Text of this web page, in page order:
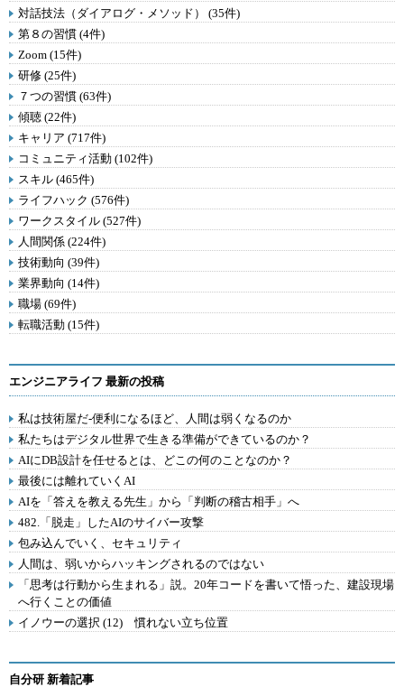
対話技法（ダイアログ・メソッド） (35件)
第８の習慣 (4件)
Zoom (15件)
研修 (25件)
７つの習慣 (63件)
傾聴 (22件)
キャリア (717件)
コミュニティ活動 (102件)
スキル (465件)
ライフハック (576件)
ワークスタイル (527件)
人間関係 (224件)
技術動向 (39件)
業界動向 (14件)
職場 (69件)
転職活動 (15件)
エンジニアライフ 最新の投稿
私は技術屋だ-便利になるほど、人間は弱くなるのか
私たちはデジタル世界で生きる準備ができているのか？
AIにDB設計を任せるとは、どこの何のことなのか？
最後には離れていくAI
AIを「答えを教える先生」から「判断の稽古相手」へ
482.「脱走」したAIのサイバー攻撃
包み込んでいく、セキュリティ
人間は、弱いからハッキングされるのではない
「思考は行動から生まれる」説。20年コードを書いて悟った、建設現場
へ行くことの価値
イノウーの選択 (12) 慣れない立ち位置
自分研 新着記事